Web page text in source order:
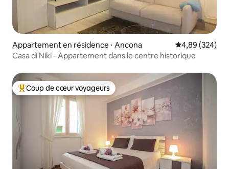
Appartement en résidence ⋅ Ancona Évaluation
4,89 (324)
Casa di Niki - Appartement dans le centre historique
Coups de cœur voyageurs les plus appréciés
Coup de cœur voyageurs